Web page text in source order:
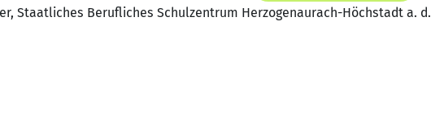
Staatliches Berufliches Schulzentrum Herzogenaurach-Höchstadt a. d.